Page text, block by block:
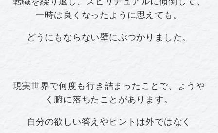
一時は良くなったように思えても。
どうにもならない壁にぶつかりました。
現実世界で何度も行き詰まったことで、ようや
く腑に落ちたことがあります。
自分の欲しい答えやヒントは外ではなく